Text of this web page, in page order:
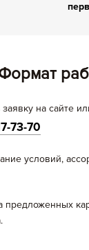
заявку на сайте
73-70
условий,
предложенных